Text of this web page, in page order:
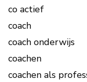
co actief
coach
coach onderwijs
coachen
coachen als